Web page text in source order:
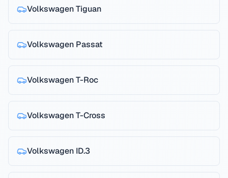
VolkswagenTiguan
Volkswagen Passat
VolkswagenT-Roc
VolkswagenT-Cross
Volkswagen ID.3